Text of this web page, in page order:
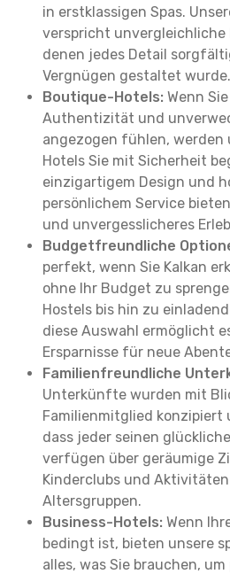
in erstklassigen Spas.
verspricht unvergleichliche
denen jedes Detail
Vergnügen gestaltet wurde.
Boutique-Hotels: Wenn
Authentizität und
angezogen fühlen, werden
Hotels Sie mit Sicherheit
einzigartigem Design und
persönlichem Service
und unvergesslicheres
Budgetfreundliche
perfekt, wenn Sie Kalkan
ohne Ihr Budget zu
Hostels bis hin zu
diese Auswahl ermöglicht
Ersparnisse für neue
Familienfreundliche
Unterkünfte wurden mit
Familienmitglied konzipiert
dass jeder seinen
verfügen über geräumige
Kinderclubs und
Altersgruppen.
Business-Hotels: Wenn
bedingt ist, bieten unsere
alles, was Sie brauchen,